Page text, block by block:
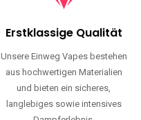
Erstklassige Qualität
Unsere Einweg Vapes bestehen
aus hochwertigen Materialien
und bieten ein sicheres,
langlebiges sowie intensives